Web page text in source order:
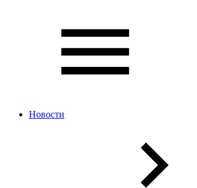
Новости